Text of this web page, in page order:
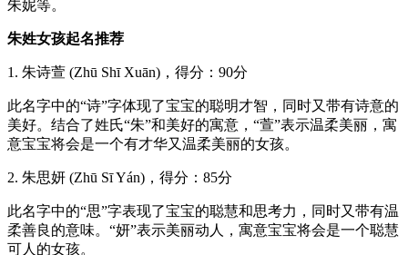
朱妮等。
朱姓女孩起名推荐
1. 朱诗萱 (Zhū Shī Xuān)，得分：90分
此名字中的“诗”字体现了宝宝的聪明才智，同时又带有诗意的
美好。结合了姓氏“朱”和美好的寓意，“萱”表示温柔美丽，寓
意宝宝将会是一个有才华又温柔美丽的女孩。
2. 朱思妍 (Zhū Sī Yán)，得分：85分
此名字中的“思”字表现了宝宝的聪慧和思考力，同时又带有温
柔善良的意味。“妍”表示美丽动人，寓意宝宝将会是一个聪慧
可人的女孩。